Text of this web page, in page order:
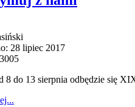
28 lipiec 2017
8 do 13 sierpnia odbędzie się